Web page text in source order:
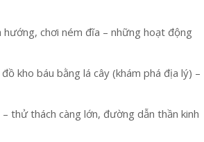
hướng, chơi ném đĩa – những hoạt động
kho báu bằng lá cây (khám phá địa lý) –
thử thách càng lớn, đường dẫn thần kinh